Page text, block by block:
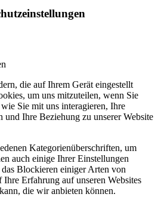
die auf Ihrem Gerät eingestellt
um uns mitzuteilen, wenn Sie
Sie mit uns interagieren, Ihre
und Ihre Beziehung zu unserer Website
Kategorienüberschriften, um
auch einige Ihrer Einstellungen
das Blockieren einiger Arten von
Erfahrung auf unseren Websites
die wir anbieten können.